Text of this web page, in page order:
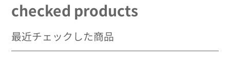
checked products
最近チェックした商品